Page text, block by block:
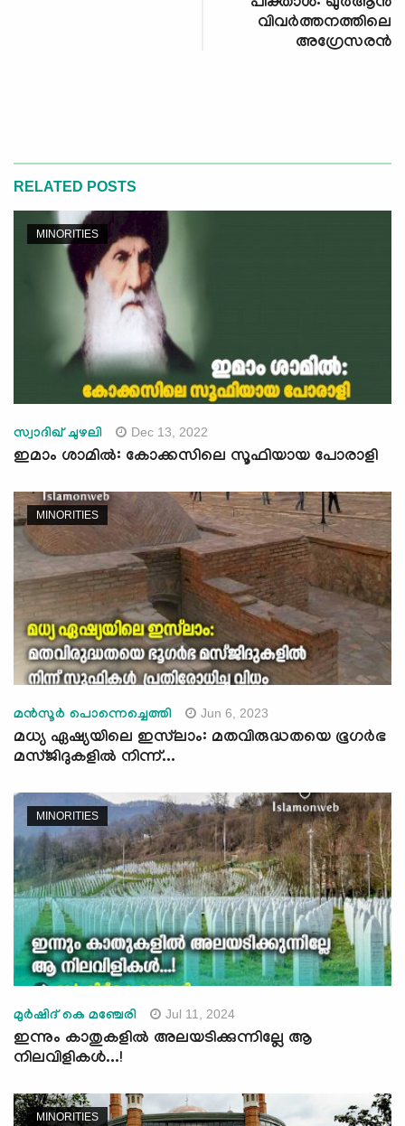
വിവര്‍ത്തനത്തിലെ
അഗ്രേസരന്‍
RELATED POSTS
MINORITIES
സ്വാദിഖ് ചുഴലി Dec 13, 2022
ഇമാം ശാമിൽ: കോക്കസിലെ സൂഫിയായ പോരാളി
MINORITIES
മൻസൂർ പൊന്നെച്ചെത്തി Jun 6, 2023
മധ്യ ഏഷ്യയിലെ ഇസ്‍ലാം: മതവിരുദ്ധതയെ ഭൂഗർഭ
മസ്ജിദുകളിൽ നിന്ന്...
MINORITIES
മുർഷിദ് കെ മഞ്ചേരി Jul 11, 2024
ഇന്നും കാതുകളില്‍ അലയടിക്കുന്നില്ലേ ആ
നിലവിളികള്‍...!
MINORITIES